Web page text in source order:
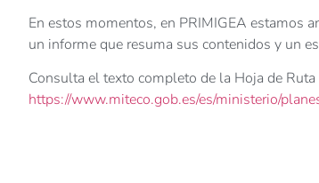
En estos momentos, en PRIMIGEA estamos
un informe que resuma sus contenidos y un
Consulta el texto completo de la Hoja de Ruta
https://www.miteco.gob.es/es/ministerio/